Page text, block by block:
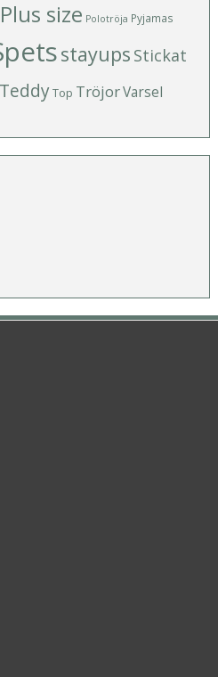
Plus size Polotröja Pyjamas
stayups Stickat
TeddyTop TröjorVarsel